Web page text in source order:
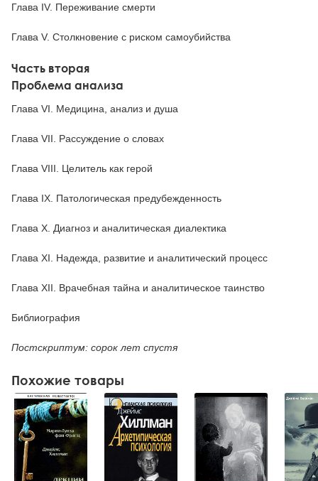
Глава IV. Переживание смерти
Глава V. Столкновение с риском самоубийства
Часть вторая
Проблема анализа
Глава VI. Медицина, анализ и душа
Глава VII. Рассуждение о словах
Глава VIII. Целитель как герой
Глава IX. Патологическая предубежденность
Глава X. Диагноз и аналитическая диалектика
Глава XI. Надежда, развитие и аналитический процесс
Глава XII. Врачебная тайна и аналитическое таинство
Библиография
Постскриптум: сорок лет спустя
Похожие товары